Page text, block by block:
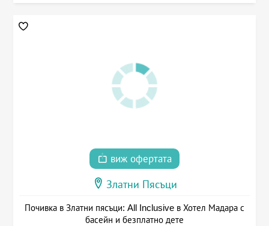
виж офертата
Златни Пясъци
Почивка в Златни пясъци: All Inclusive в Хотел Мадара с
басейн и безплатно дете